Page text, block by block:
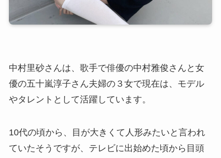
中村里砂さんは、歌手で俳優の中村雅俊さんと女
優の五十嵐淳子さん夫婦の３女で現在は、モデル
やタレントとして活躍しています。
10代の頃から、目が大きくて人形みたいと言われ
ていたそうですが、テレビに出始めた頃から目頭